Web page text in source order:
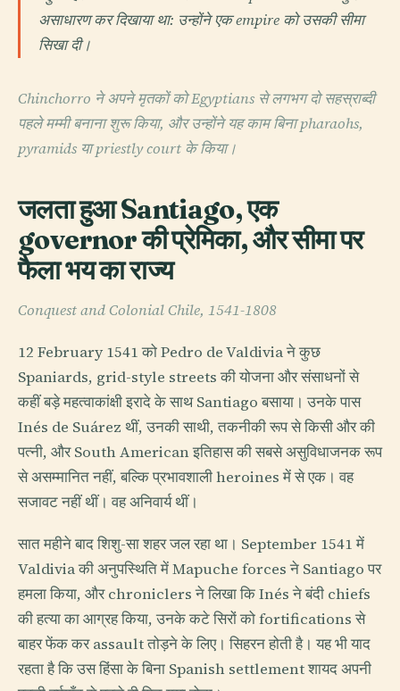
असाधारण कर दिखाया था: उन्होंने एक empire को उसकी सीमा
सिखा दी।
Chinchorro ने अपने मृतकों को Egyptians से लगभग दो सहस्राब्दी
पहले मम्मी बनाना शुरू किया, और उन्होंने यह काम बिना pharaohs,
pyramids या priestly court के किया।
जलता हुआ Santiago, एक
governor की प्रेमिका, और सीमा पर
फैला भय का राज्य
Conquest and Colonial Chile, 1541-1808
12 February 1541 को Pedro de Valdivia ने कुछ
Spaniards, grid-style streets की योजना और संसाधनों से
कहीं बड़े महत्वाकांक्षी इरादे के साथ Santiago बसाया। उनके पास
Inés de Suárez थीं, उनकी साथी, तकनीकी रूप से किसी और की
पत्नी, और South American इतिहास की सबसे असुविधाजनक रूप
से असम्मानित नहीं, बल्कि प्रभावशाली heroines में से एक। वह
सजावट नहीं थीं। वह अनिवार्य थीं।
सात महीने बाद शिशु-सा शहर जल रहा था। September 1541 में
Valdivia की अनुपस्थिति में Mapuche forces ने Santiago पर
हमला किया, और chroniclers ने लिखा कि Inés ने बंदी chiefs
की हत्या का आग्रह किया, उनके कटे सिरों को fortifications से
बाहर फेंक कर assault तोड़ने के लिए। सिहरन होती है। यह भी याद
रहता है कि उस हिंसा के बिना Spanish settlement शायद अपनी